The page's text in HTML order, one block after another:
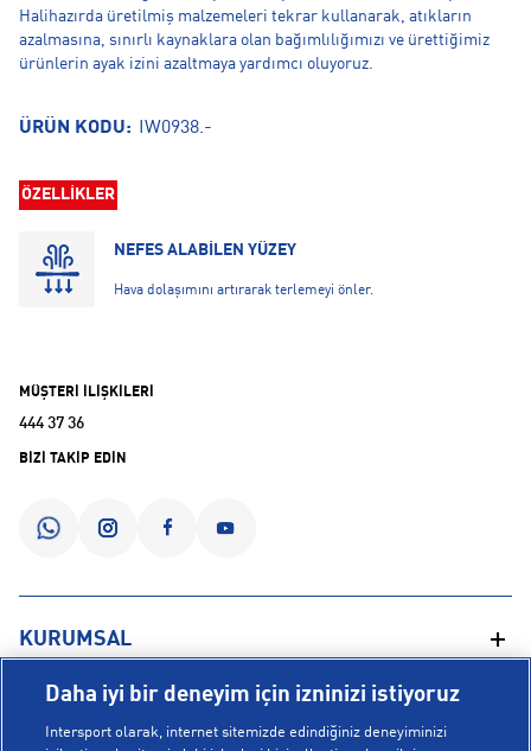
Halihazırda üretilmiş malzemeleri tekrar kullanarak, atıkların
azalmasına, sınırlı kaynaklara olan bağımlılığımızı ve ürettiğimiz
ürünlerin ayak izini azaltmaya yardımcı oluyoruz.
ÜRÜN KODU: IW0938.-
ÖZELLİKLER
NEFES ALABİLEN YÜZEY
Hava dolaşımını artırarak terlemeyi önler.
MÜŞTERİ İLİŞKİLERİ
444 37 36
BİZİ TAKİP EDİN
KURUMSAL
Hakkımızda
Mağazalarımız
YARDIM
Daha iyi bir deneyim için izninizi istiyoruz
Intersport olarak, internet sitemizde edindiğiniz deneyiminizi